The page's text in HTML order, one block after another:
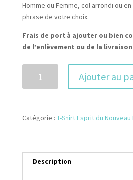
Homme ou Femme, col arrondi ou
phrase de votre choix.
Frais de port à ajouter ou bien
de l’enlèvement ou de la livraison.
courtes
Ajouter au
Catégorie : T-Shirt Esprit du Nouveau
Description